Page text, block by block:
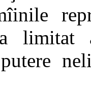
limitat